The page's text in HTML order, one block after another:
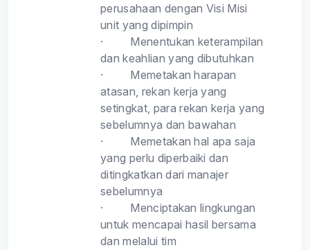
perusahaan dengan Visi Misi
unit yang dipimpin
·
Menentukan keterampilan
dan keahlian yang dibutuhkan
·
Memetakan harapan
atasan, rekan kerja yang
setingkat, para rekan kerja yang
sebelumnya dan bawahan
·
Memetakan hal apa saja
yang perlu diperbaiki dan
ditingkatkan dari manajer
sebelumnya
·
Menciptakan lingkungan
untuk mencapai hasil bersama
dan melalui tim